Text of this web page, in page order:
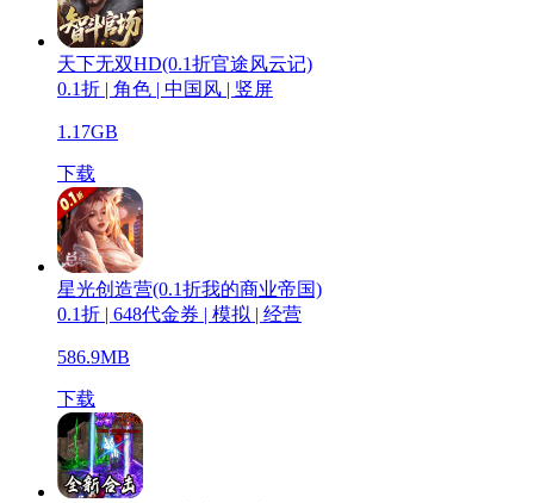
天下无双HD(0.1折官途风云记)
0.1折 | 角色 | 中国风 | 竖屏
1.17GB
下载
星光创造营(0.1折我的商业帝国)
0.1折 | 648代金券 | 模拟 | 经营
586.9MB
下载